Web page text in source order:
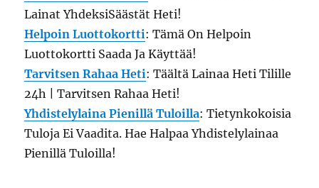
Lainat YhdeksiSäästät Heti!
Helpoin Luottokortti: Tämä On Helpoin
Luottokortti Saada Ja Käyttää!
Tarvitsen Rahaa Heti: Täältä Lainaa Heti Tilille
24h | Tarvitsen Rahaa Heti!
Yhdistelylaina Pienillä Tuloilla: Tietynkokoisia
Tuloja Ei Vaadita. Hae Halpaa Yhdistelylainaa
Pienillä Tuloilla!